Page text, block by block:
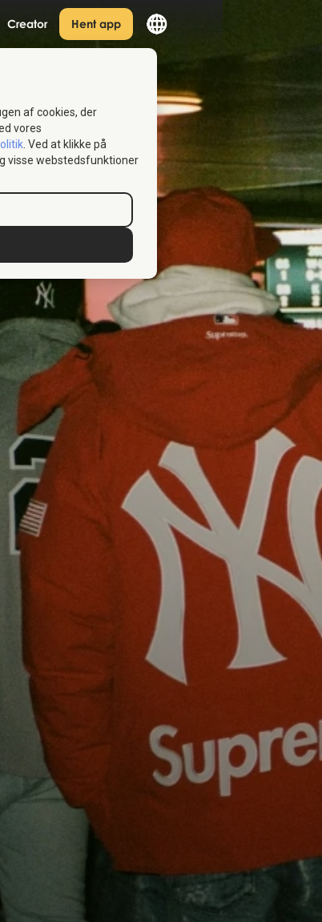
Creator Hent app
af cookies, der
vores
. Ved at klikke på
visse webstedsfunktioner